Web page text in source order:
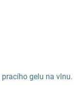
pracího gelu na vlnu.